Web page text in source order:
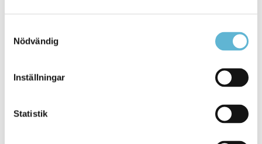
Nödvändig
Inställningar
Statistik